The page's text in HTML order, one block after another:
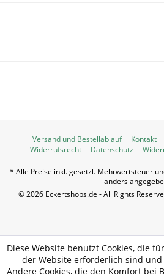
Versand und Bestellablauf Kontakt
Widerrufsrecht
Datenschutz
* Alle Preise inkl. gesetzl. Mehrwertsteuer
anders
© 2026 Eckertshops.de - All Rights
Diese Website benutzt Cookies, die
der Website erforderlich sind
Andere Cookies, die den Komfort bei